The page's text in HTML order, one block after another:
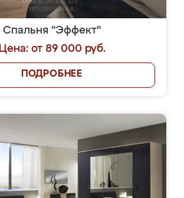
Спальня "Эффект"
Цена: от 89 000 руб.
ПОДРОБНЕЕ